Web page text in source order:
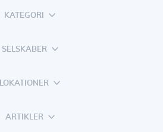
KATEGORI
SELSKABER
LOKATIONER
ARTIKLER